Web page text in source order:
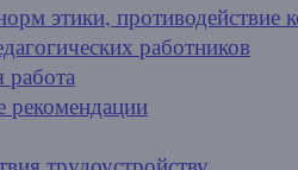
этики, противодействие
работников
работа
рекомендации